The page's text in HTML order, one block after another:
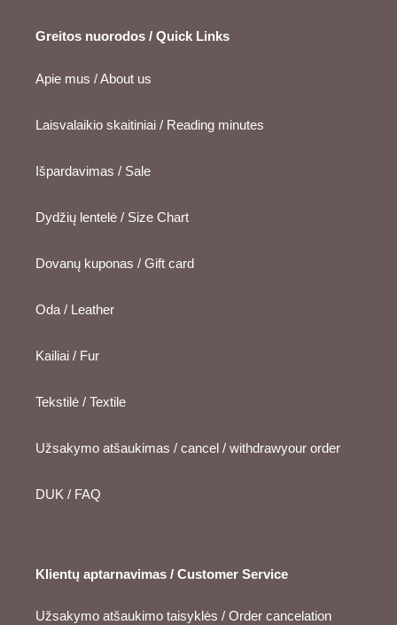
Greitos nuorodos / Quick Links
Apie mus / About us
Laisvalaikio skaitiniai / Reading minutes
Išpardavimas / Sale
Dydžių lentelė / Size Chart
Dovanų kuponas / Gift card
Oda / Leather
Kailiai / Fur
Tekstilė / Textile
Užsakymo atšaukimas / cancel / withdrawyour order
DUK / FAQ
Klientų aptarnavimas / Customer Service
Užsakymo atšaukimo taisyklės / Order cancelation